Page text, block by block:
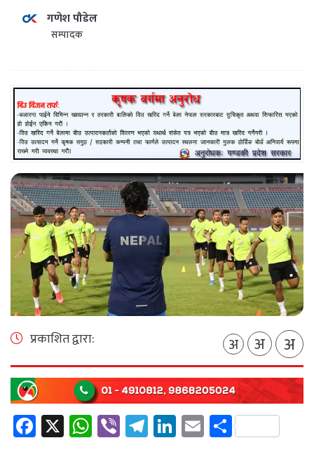
गणेश पौडेल
सम्पादक
प्रकाशित द्वारा: अ अ अ
Facebook
X WhatsApp
ViberTelegram
LinkedIn
EmailShare